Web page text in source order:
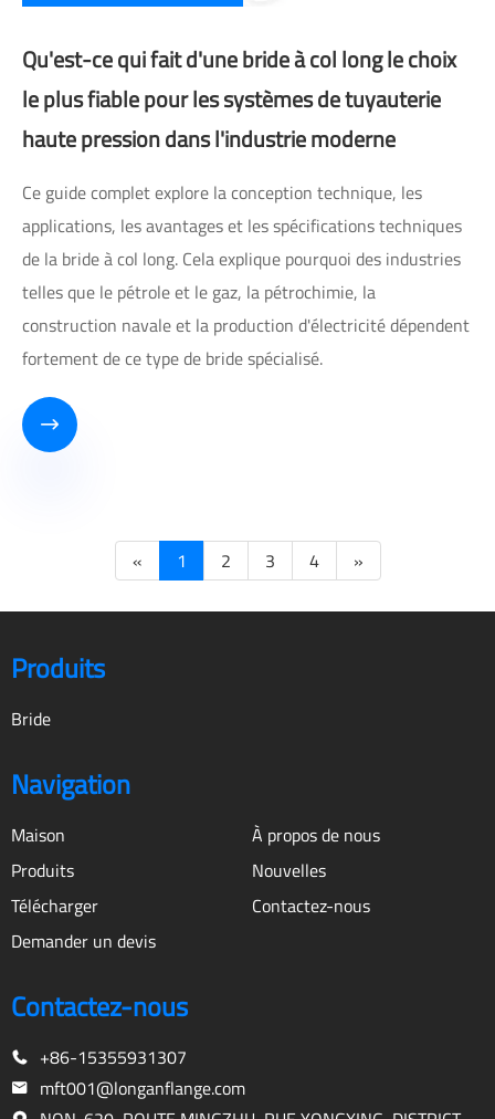
Qu'est-ce qui fait d'une bride à col long le choix
le plus fiable pour les systèmes de tuyauterie
haute pression dans l'industrie moderne
Ce guide complet explore la conception technique, les
applications, les avantages et les spécifications techniques
de la bride à col long. Cela explique pourquoi des industries
telles que le pétrole et le gaz, la pétrochimie, la
construction navale et la production d'électricité dépendent
fortement de ce type de bride spécialisé.

« 1 2 3 4 »
Produits
Bride
Navigation
Maison
À propos de nous
Produits
Nouvelles
Télécharger
Contactez-nous
Demander un devis
Contactez-nous
+86-15355931307
mft001@longanflange.com